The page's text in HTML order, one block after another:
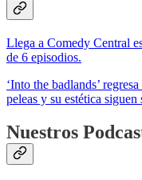
Llega a Comedy Central
de 6 episodios.
‘Into the badlands’
peleas y su estética
Nuestros